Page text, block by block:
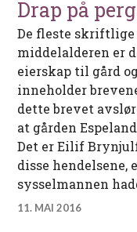
Drap på
De fleste
middelalderen er
eierskap til gård
inneholder
dette brevet
at gården
Det er Eilif
disse hendelsene,
sysselmannen
11. MAI 2016